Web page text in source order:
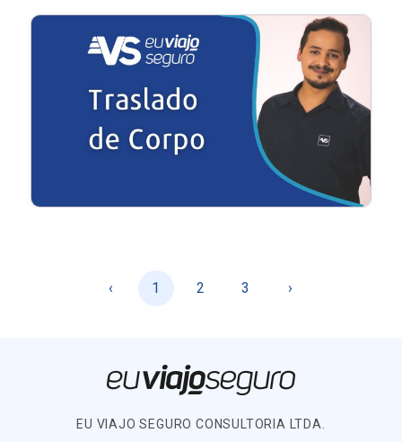
‹ 1 2 3 ›
EU VIAJO SEGURO CONSULTORIA LTDA.